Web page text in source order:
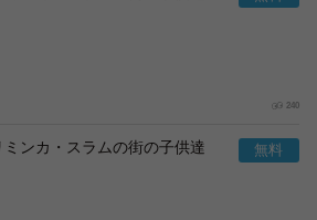
240
ンカ・スラムの街の子供達